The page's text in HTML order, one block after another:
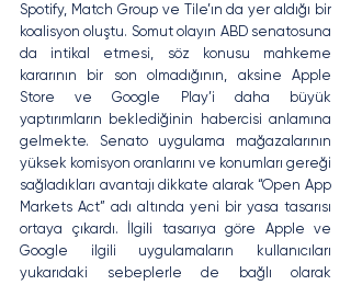
Spotify, Match Group ve Tile’ın da yer aldığı bir
koalisyon oluştu. Somut olayın ABD senatosuna
da intikal etmesi, söz konusu mahkeme
kararının bir son olmadığının, aksine Apple
Store ve Google Play’i daha büyük
yaptırımların beklediğinin habercisi anlamına
gelmekte. Senato uygulama mağazalarının
yüksek komisyon oranlarını ve konumları gereği
sağladıkları avantajı dikkate alarak “Open App
Markets Act” adı altında yeni bir yasa tasarısı
ortaya çıkardı. İlgili tasarıya göre Apple ve
Google ilgili uygulamaların kullanıcıları
yukarıdaki sebeplerle de bağlı olarak